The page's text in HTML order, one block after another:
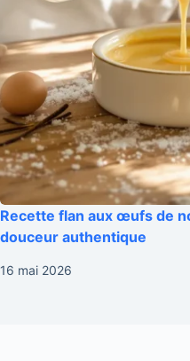
Recette flan aux œufs de
douceur authentique
16 mai 2026